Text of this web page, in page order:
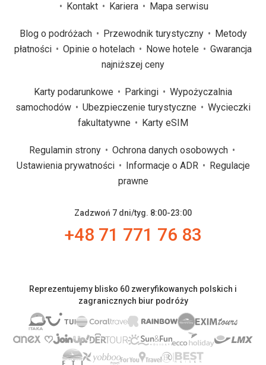
Kontakt
Kariera Mapa serwisu
Blog o podróżach Przewodnik turystyczny
Metody
płatności
Opinie o hotelach Nowe hotele
Gwarancja
najniższej ceny
Karty podarunkowe Parkingi
Wypożyczalnia
samochodów
Ubezpieczenie turystyczne
Wycieczki
fakultatywne
Karty eSIM
Regulamin strony
Ochrona danych osobowych
Ustawienia prywatności
Informacje o ADR
Regulacje
prawne
Zadzwoń 7 dni/tyg. 8:00-23:00
+48 71 771 76 83
Reprezentujemy blisko 60 zweryfikowanych polskich i
zagranicznych biur podróży